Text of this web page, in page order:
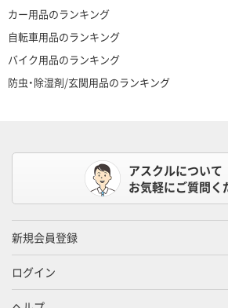
カー用品のランキング
自転車用品のランキング
バイク用品のランキング
防虫・除湿剤/玄関用品のランキング
アスクルについて
お気軽にご質問く
新規会員登録
ログイン